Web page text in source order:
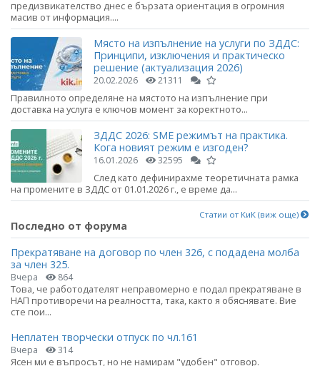
предизвикателство днес е бързата ориентация в огромния
масив от информация....
Място на изпълнение на услуги по ЗДДС:
Принципи, изключения и практическо
решение (актуализация 2026)
20.02.2026 21311
Правилното определяне на мястото на изпълнение при
доставка на услуга е ключов момент за коректното...
ЗДДС 2026: SME режимът на практика.
Кога новият режим е изгоден?
16.01.2026 32595
След като дефинирахме теоретичната рамка
на промените в ЗДДС от 01.01.2026 г., е време да...
Статии от КиК (виж още)
Последно от форума
Прекратяване на договор по член 326, с подадена молба
за член 325.
Вчера 864
Това, че работодателят неправомерно е подал прекратяване в
НАП противоречи на реалността, така, както я обяснявате. Вие
сте пои...
Неплатен творчески отпуск по чл.161
Вчера 314
Ясен ми е въпросът, но не намирам "удобен" отговор.